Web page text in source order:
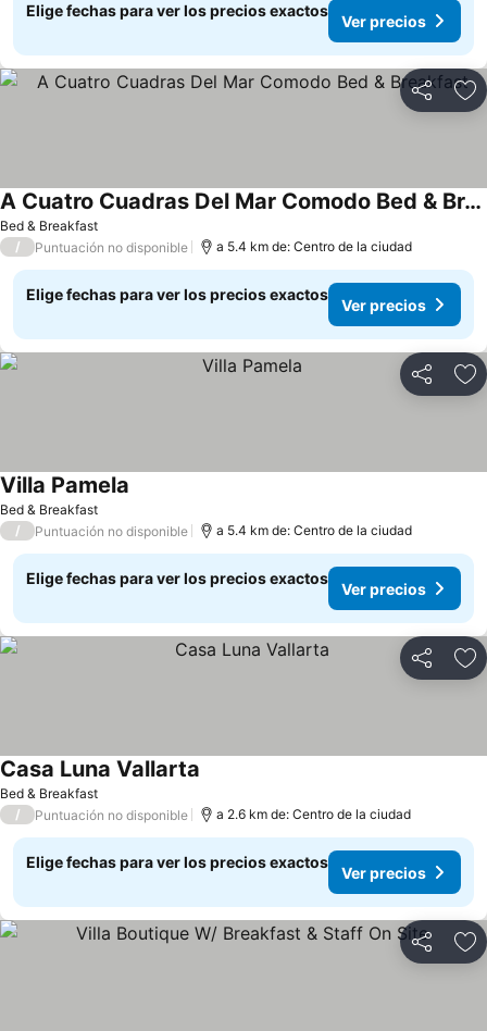
Elige fechas para ver los precios exactos
Ver precios
Compartir
Bed & Breakfast
A Cuatro Cuadras Del Mar Comodo Bed & Breakfast
Ver precios
/ Puntuación no disponible a 5.4 km de: Centro de la ciudad
Elige fechas para ver los precios exactos
Ver precios
Compartir
Bed & Breakfast
Villa Pamela
/ Puntuación no disponible a 5.4 km de: Centro de la ciudad
Elige fechas para ver los precios exactos
Ver precios
Compartir
Bed & Breakfast
Casa Luna Vallarta
/ Puntuación no disponible a 2.6 km de: Centro de la ciudad
Elige fechas para ver los precios exactos
Ver precios
Compartir